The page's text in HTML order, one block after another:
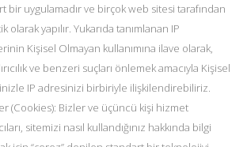
bir uygulamadır ve birçok web sitesi tarafından
olarak yapılır. Yukarıda tanımlanan IP
Kişisel Olmayan kullanımına ilave olarak,
ve benzeri suçları önlemek amacıyla Kişisel
IP adresinizi birbiriyle ilişkilendirebiliriz.
(Cookies): Bizler ve üçüncü kişi hizmet
sitemizi nasıl kullandığınız hakkında bilgi